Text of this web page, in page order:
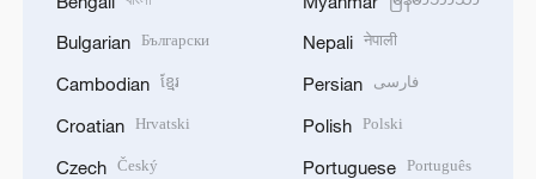
Bulgarian Български
Cambodian ខ្មែរ
Croatian Hrvatski
Czech Český
Nepali नेपाली
Persian فارسی
Polish Polski
Portuguese Português